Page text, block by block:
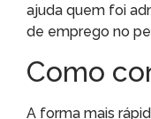
ajuda quem foi
de emprego no
Como
A forma mais